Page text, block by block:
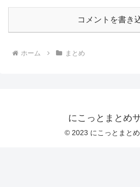
コメントを書き
ホーム まとめ
にこっとまとめ
© 2023 にこっとまとめ